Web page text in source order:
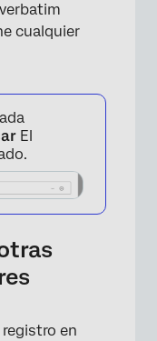
cualquier
El
en